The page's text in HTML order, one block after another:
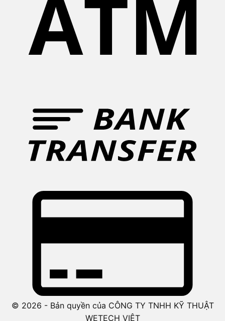
© 2026 - Bản quyền của CÔNG TY TNHH KỸ THUẬT
WETECH VIỆT